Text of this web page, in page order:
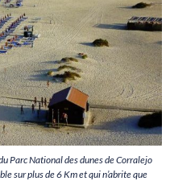
Parc National des dunes de Corralejo
sur plus de 6 Km et qui n’abrite que